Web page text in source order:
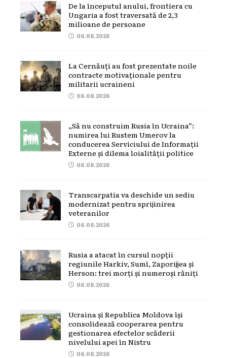
De la începutul anului, frontiera cu
Ungaria a fost traversată de 2,3
milioane de persoane
06.08.2026
La Cernăuți au fost prezentate noile
contracte motivaționale pentru
militarii ucraineni
06.08.2026
„Să nu construim Rusia în Ucraina”:
numirea lui Rustem Umerov la
conducerea Serviciului de Informații
Externe și dilema loialității politice
06.08.2026
Transcarpatia va deschide un sediu
modernizat pentru sprijinirea
veteranilor
06.08.2026
Rusia a atacat în cursul nopții
regiunile Harkiv, Sumî, Zaporijjea și
Herson: trei morți și numeroși răniți
06.08.2026
Ucraina și Republica Moldova își
consolidează cooperarea pentru
gestionarea efectelor scăderii
nivelului apei în Nistru
06.08.2026